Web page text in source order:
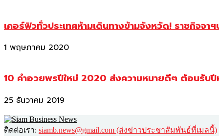
เคอร์ฟิวทั่วประเทศห้ามเดินทางข้ามจังหวัด! ราชกิจจา
1 พฤษภาคม 2020
10 คำอวยพรปีใหม่ 2020 ส่งความหมายดีๆ ต้อนรับ
25 ธันวาคม 2019
ติดต่อเรา: siamb.news@gmail.com (ส่งข่าวประชาสัมพันธ์ที่เมลนี้)